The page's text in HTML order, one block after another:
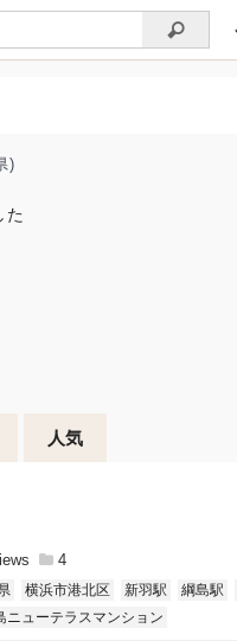
)
た
人気
4
横浜市港北区 新羽駅 綱島駅
ニューテラスマンション